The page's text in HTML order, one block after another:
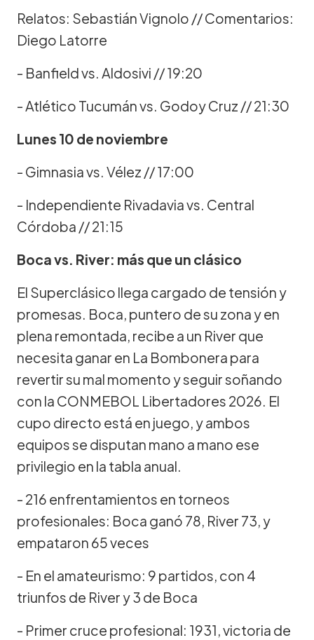
Relatos: Sebastián Vignolo // Comentarios:
Diego Latorre
- Banfield vs. Aldosivi // 19:20
- Atlético Tucumán vs. Godoy Cruz // 21:30
Lunes 10 de noviembre
- Gimnasia vs. Vélez // 17:00
- Independiente Rivadavia vs. Central
Córdoba // 21:15
Boca vs. River: más que un clásico
El Superclásico llega cargado de tensión y
promesas. Boca, puntero de su zona y en
plena remontada, recibe a un River que
necesita ganar en La Bombonera para
revertir su mal momento y seguir soñando
con la CONMEBOL Libertadores 2026. El
cupo directo está en juego, y ambos
equipos se disputan mano a mano ese
privilegio en la tabla anual.
- 216 enfrentamientos en torneos
profesionales: Boca ganó 78, River 73, y
empataron 65 veces
- En el amateurismo: 9 partidos, con 4
triunfos de River y 3 de Boca
- Primer cruce profesional: 1931, victoria de